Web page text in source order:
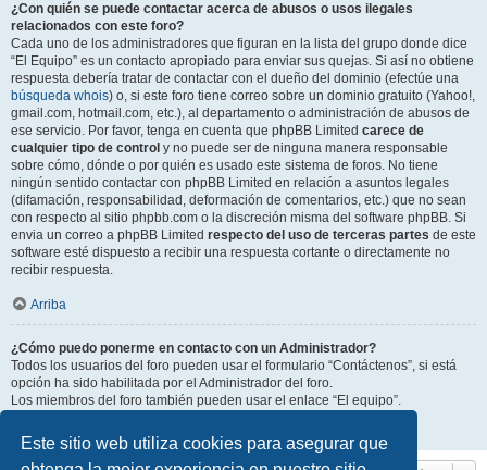
Este sitio web utiliza cookies para asegurar que
¿Con quién se puede contactar acerca de abusos o usos ilegales
relacionados con este foro?
Cada uno de los administradores que figuran en la lista del grupo donde dice
“El Equipo” es un contacto apropiado para enviar sus quejas. Si así no obtiene
respuesta debería tratar de contactar con el dueño del dominio (efectúe una
búsqueda whois) o, si este foro tiene correo sobre un dominio gratuito (Yahoo!,
gmail.com, hotmail.com, etc.), al departamento o administración de abusos de
ese servicio. Por favor, tenga en cuenta que phpBB Limited carece de
cualquier tipo de control y no puede ser de ninguna manera responsable
sobre cómo, dónde o por quién es usado este sistema de foros. No tiene
ningún sentido contactar con phpBB Limited en relación a asuntos legales
(difamación, responsabilidad, deformación de comentarios, etc.) que no sean
con respecto al sitio phpbb.com o la discreción misma del software phpBB. Si
envia un correo a phpBB Limited respecto del uso de terceras partes de este
software esté dispuesto a recibir una respuesta cortante o directamente no
recibir respuesta.
Arriba
¿Cómo puedo ponerme en contacto con un Administrador?
Todos los usuarios del foro pueden usar el formulario “Contáctenos”, si está
opción ha sido habilitada por el Administrador del foro.
Los miembros del foro también pueden usar el enlace “El equipo”.
Arriba